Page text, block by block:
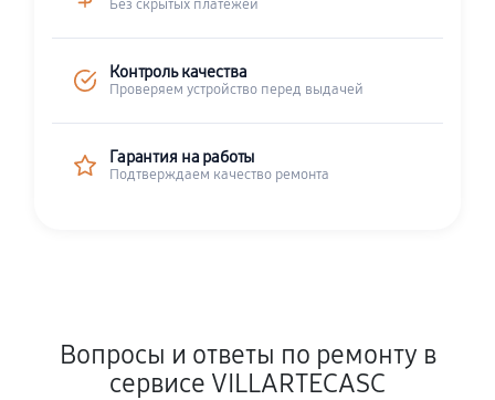
Без скрытых платежей
Контроль качества
Проверяем устройство перед выдачей
Гарантия на работы
Подтверждаем качество ремонта
Вопросы и ответы по ремонту в
сервисе VILLARTECASC